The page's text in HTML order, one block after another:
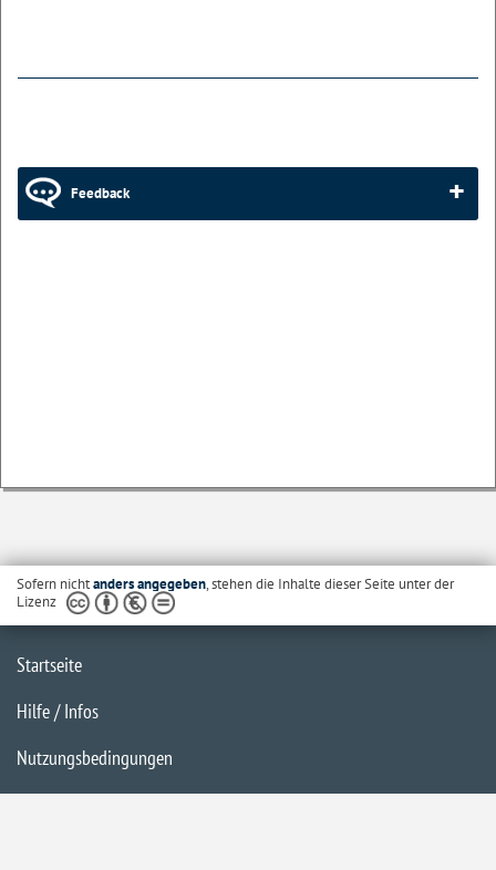
Feedback
Sofern nichtanders angegeben, stehen die Inhalte dieser Seite unter der
Lizenz
Startseite
Hilfe / Infos
Nutzungsbedingungen